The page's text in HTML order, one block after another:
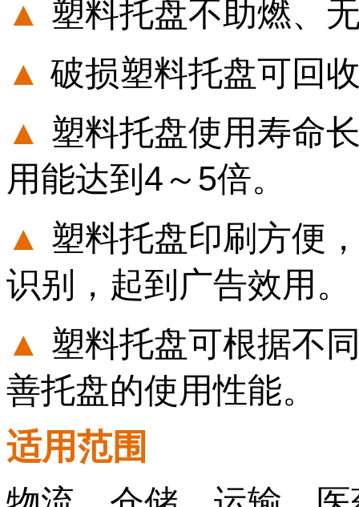
▲ 塑料托盘不助燃、
▲ 破损塑料托盘可回
▲ 塑料托盘使用寿命
用能达到4～5倍。
▲ 塑料托盘印刷方便
识别，起到广告效用。
▲ 塑料托盘可根据不
善托盘的使用性能。
适用范围